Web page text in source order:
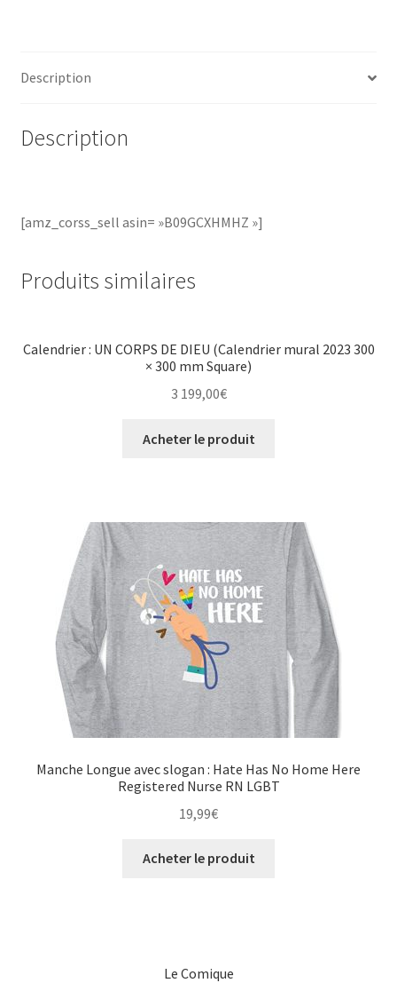
Description
Description
[amz_corss_sell asin= »B09GCXHMHZ »]
Produits similaires
Calendrier : UN CORPS DE DIEU (Calendrier mural 2023 300
× 300 mm Square)
3 199,00€
Acheter le produit
Manche Longue avec slogan : Hate Has No Home Here
Registered Nurse RN LGBT
19,99€
Acheter le produit
Le Comique